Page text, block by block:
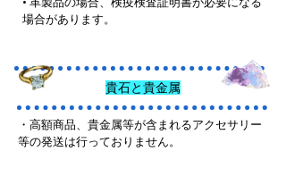
場合があります。
貴石と貴金属
・高額商品、貴金属等が含まれるアクセサリー
等の発送は行っておりません。